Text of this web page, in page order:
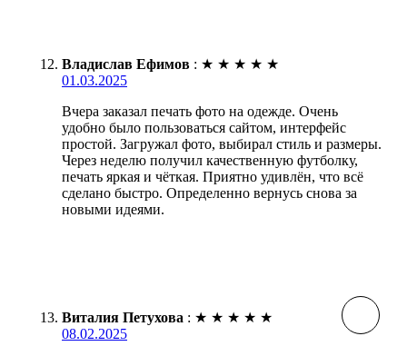
Владислав Ефимов : ★ ★ ★ ★ ★
01.03.2025
Вчера заказал печать фото на одежде. Очень
удобно было пользоваться сайтом, интерфейс
простой. Загружал фото, выбирал стиль и размеры.
Через неделю получил качественную футболку,
печать яркая и чёткая. Приятно удивлён, что всё
сделано быстро. Определенно вернусь снова за
новыми идеями.
Виталия Петухова : ★ ★ ★ ★ ★
08.02.2025